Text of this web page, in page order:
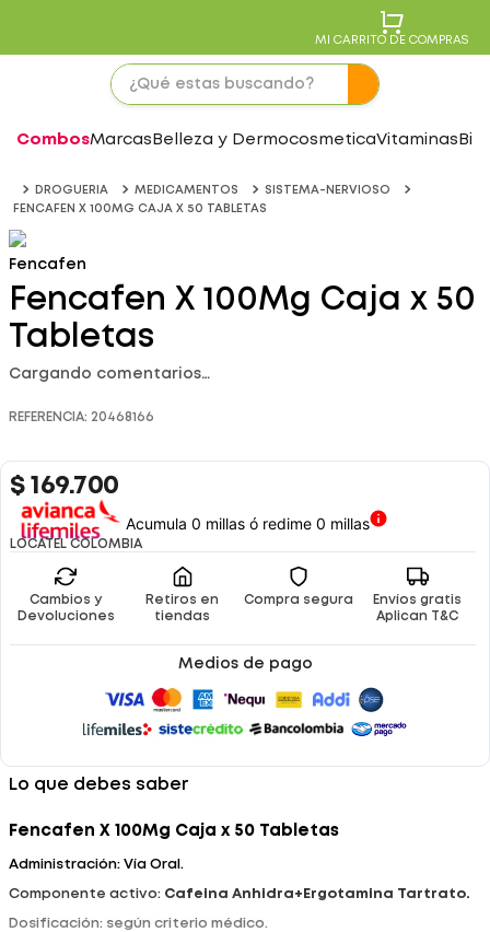
MI CARRITO DE COMPRAS
CombosMarcas Belleza y DermocosmeticaVitaminas
DROGUERIA MEDICAMENTOS
SISTEMA-NERVIOSO
FENCAFEN X 100MG CAJA X 50 TABLETAS
Fencafen
Fencafen X 100Mg Caja x 50
Tabletas
Cargando comentarios…
REFERENCIA: 20468166
$ 169.700
Acumula 0 millas ó redime 0 millas
LOCATEL COLOMBIA
Cambios y
Devoluciones
Retiros en
tiendas
Compra segura
Envíos gratis
Aplican T&C
Medios de pago
Lo que debes saber
Fencafen X 100Mg Caja x 50 Tabletas
Administración: Vía Oral.
Componente activo: Cafeina Anhidra+Ergotamina Tartrato.
Dosificación: según criterio médico.